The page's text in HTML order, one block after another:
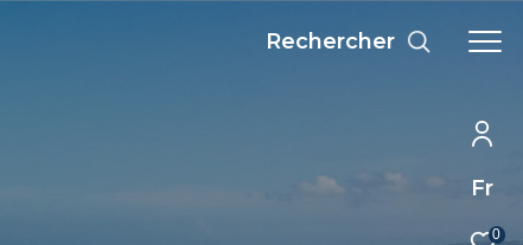
Fr
0
Rechercher